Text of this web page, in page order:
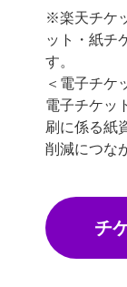
※楽天チケ
ット・紙チ
す。
＜電子チケ
電子チケッ
刷に係る紙
削減につな
チ